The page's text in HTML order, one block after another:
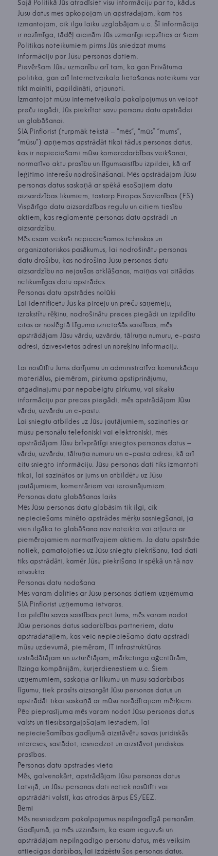
Šajā Politikā Jūs atradīsiet visu informāciju par to, kādus
Jūsu datus mēs apkopojam un apstrādājam, kam tos
izmantojam, cik ilgu laiku uzglabājam u.c. Šī informācija
ir nozīmīga, tādēļ aicinām Jūs uzmanīgi iepzīties ar šiem
Politikas noteikumiem pirms Jūs sniedzat mums
informāciju par Jūsu personas datiem.
Pievēršam Jūsu uzmanību arī tam, ka gan Privātuma
politika, gan arī Internetveikala lietošanas noteikumi var
tikt mainīti, papildināti, atjaunoti.
Izmantojot mūsu internetveikala pakalpojumus un veicot
preču iegādi, Jūs piekrītat savu personu datu apstrādei
un glabāšanai.
SIA Pinflorist (turpmāk tekstā – “mēs”, “mūs” “mums”,
“mūsu”) apņemas apstrādāt tikai tādus personas datus,
kas ir nepieciešami mūsu komercdarbības veikšanai,
normatīvo aktu prasību un līgumsaistību izpildei, kā arī
leģitīmo interešu nodrošināšanai. Mēs apstrādājam Jūsu
personas datus saskaņā ar spēkā esošajiem datu
aizsardzības likumiem, tostarp Eiropas Savienības (ES)
Vispārīgo datu aizsardzības regulu un citiem tiesību
aktiem, kas reglamentē personas datu apstrādi un
aizsardzību.
Mēs esam veikuši nepieciešamos tehniskos un
organizatoriskos pasākumus, lai nodrošinātu personas
datu drošību, kas nodrošina Jūsu personas datu
aizsardzību no nejaušas atklāšanas, maiņas vai citādas
nelikumīgas datu apstrādes.
Personas datu apstrādes nolūki
Lai identificētu Jūs kā pircēju un preču saņēmēju,
izrakstītu rēķinu, nodrošinātu preces piegādi un izpildītu
citas ar noslēgtā Līguma izrietošās saistības, mēs
apstrādājam Jūsu vārdu, uzvārdu, tālruņa numuru, e-pasta
adresi, dzīvesvietas adresi un norēķinu informāciju.
Lai nosūtītu Jums darījumu un administratīvo komunikāciju
materiālus, piemēram, pirkuma apstiprinājumu,
atgādinājumu par nepabeigtu pirkumu, vai sīkāku
informāciju par preces piegādi, mēs apstrādājam Jūsu
vārdu, uzvārdu un e-pastu.
Lai sniegtu atbildes uz Jūsu jautājumiem, sazinaties ar
mūsu personālu telefoniski vai elektroniski, mēs
apstrādājam Jūsu brīvprātīgi sniegtos personas datus –
vārdu, uzvārdu, tālruņa numuru un e-pasta adresi, kā arī
citu sniegto informāciju. Jūsu personas dati tiks izmantoti
tikai, lai sazinātos ar jums un atbildētu uz Jūsu
jautājumiem, komentāriem vai ierosinājumiem.
Personas datu glabāšanas laiks
Mēs Jūsu personas datu glabāsim tik ilgi, cik
nepieciešams minēto apstrādes mērķu sasniegšanai, ja
vien ilgāka to glabāšana nav noteikta vai atļauta ar
piemērojamiem normatīvajiem aktiem. Ja datu apstrāde
notiek, pamatojoties uz Jūsu sniegtu piekrišanu, tad dati
tiks apstrādāti, kamēr Jūsu piekrišana ir spēkā un tā nav
atsaukta.
Personas datu nodošana
Mēs varam dalīties ar Jūsu personas datiem uzņēmuma
SIA Pinflorist uzņemuma ietvaros.
Lai pildītu savas saistības pret Jums, mēs varam nodot
Jūsu personas datus sadarbības partneriem, datu
apstrādātājiem, kas veic nepieciešamo datu apstrādi
mūsu uzdevumā, piemēram, IT infrastruktūras
izstrādātājam un uzturētājam, mārketinga aģentūrām,
līzinga kompānijām, kurjerdienestiem u.c. Šiem
uzņēmumiem, saskaņā ar likumu un mūsu sadarbības
līgumu, tiek prasīts aizsargāt Jūsu personas datus un
apstrādāt tikai saskaņā ar mūsu norādītajiem mērķiem.
Pēc pieprasījuma mēs varam nodot Jūsu personas datus
valsts un tiesībsargājošajām iestādēm, lai
nepieciešamības gadījumā aizstāvētu savas juridiskās
intereses, sastādot, iesniedzot un aizstāvot juridiskas
prasības.
Personas datu apstrādes vieta
Mēs, galvenokārt, apstrādājam Jūsu personas datus
Latvijā, un Jūsu personas dati netiek nosūtīti vai
apstrādāti valstī, kas atrodas ārpus ES/EEZ.
Bērni
Mēs nesniedzam pakalpojumus nepilngadīgā personām.
Gadījumā, ja mēs uzzināsim, ka esam ieguvuši un
apstrādājam nepilngadīgo personu datus, mēs veiksim
attiecīgas darbības, lai izdzēstu šos personas datus.